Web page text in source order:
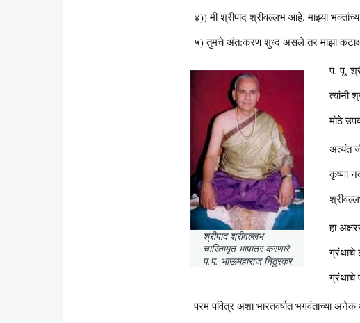
४)) मी श्रीपाद श्रीवल्लभ आहे. माझ्या
५) तुमचे अंत:करण शुध्द असले तर माझा
श्रीपाद श्रीवल्लभ
चारितामृत भाषांतर करणारे
प.प. भाऊमहाराज निठुरकर
प. पू.
त्यांनी
मोठे
अत्यंत
कृष्णा
हा
ग्रंथाचे
ग्रंथाचे
परम पवित्र अशा भारतवर्षात भगवंताच्या अनेक